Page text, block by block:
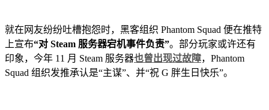
就在网友纷纷吐槽抱怨时，黑客组织 Phantom Squad 便在推特
上宣布“对 Steam 服务器宕机事件负责”。部分玩家或许还有
印象，今年 11 月 Steam 服务器也曾出现过故障，Phantom
Squad 组织发推承认是“主谋”、并“祝 G 胖生日快乐”。